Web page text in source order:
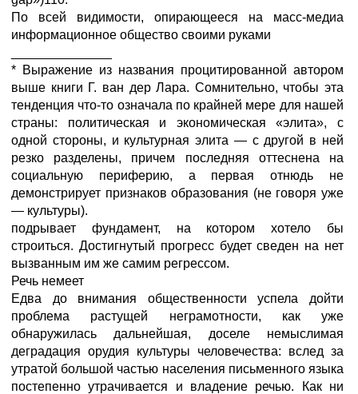
По всей видимости, опирающееся на масс-медиа
информационное общество своими руками
* Выражение из названия процитированной автором
выше книги Г. ван дер Лара. Сомнительно, чтобы эта
тенденция что-то означала по крайней мере для нашей
страны: политическая и экономическая «элита», с
одной стороны, и культурная элита — с другой в ней
резко разделены, причем последняя оттеснена на
социальную периферию, а первая отнюдь не
демонстрирует признаков образования (не говоря уже
— культуры).
подрывает фундамент, на котором хотело бы
строиться. Достигнутый прогресс будет сведен на нет
вызванным им же самим регрессом.
Речь немеет
Едва до внимания общественности успела дойти
проблема растущей неграмотности, как уже
обнаружилась дальнейшая, доселе немыслимая
деградация орудия культуры человечества: вслед за
утратой большой частью населения письменного языка
постепенно утрачивается и владение речью. Как ни